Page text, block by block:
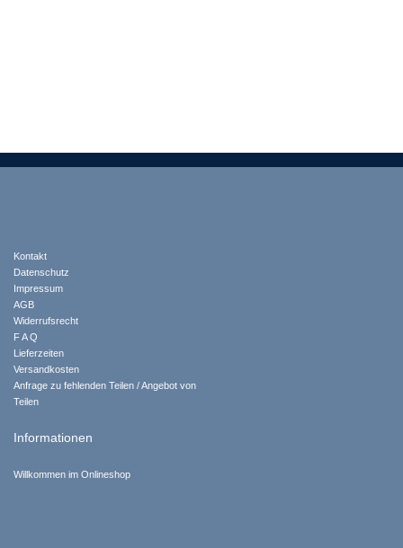
Kontakt
Datenschutz
Impressum
AGB
Widerrufsrecht
F A Q
Lieferzeiten
Versandkosten
Anfrage zu fehlenden Teilen / Angebot von
Teilen
Informationen
Willkommen im Onlineshop